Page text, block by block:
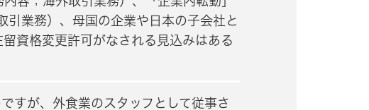
業務）、母国の企業や日本の子会社と
資格変更許可がなされる見込みはある
すが、外食業のスタッフとして従事さ